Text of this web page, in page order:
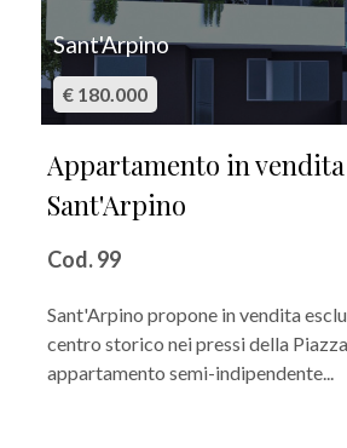
Sant'Arpino
€ 180.000
Appartamento in
Sant'Arpino
Cod. 99
Sant'Arpino propone in vendita
centro storico nei pressi della
appartamento semi-indipendente...